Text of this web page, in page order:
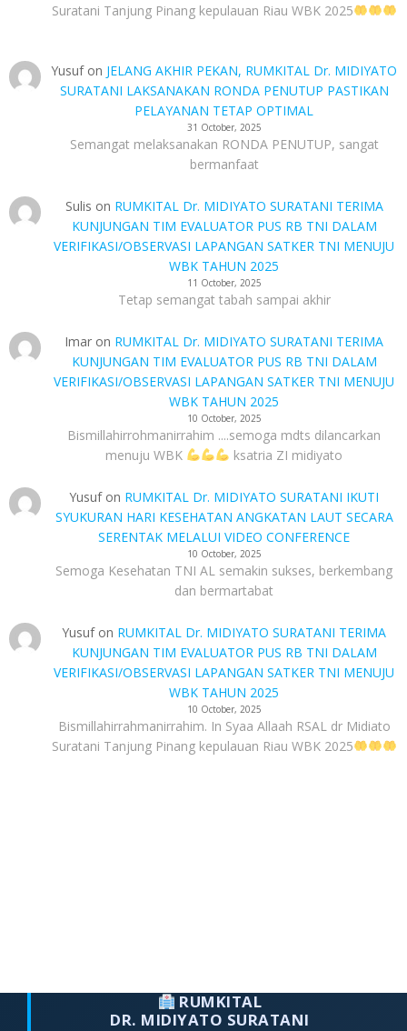
Suratani Tanjung Pinang kepulauan Riau WBK 2025
Yusufon JELANG AKHIR PEKAN, RUMKITAL Dr. MIDIYATO
SURATANI LAKSANAKAN RONDA PENUTUP PASTIKAN
PELAYANAN TETAP OPTIMAL
31 October, 2025
Semangat melaksanakan RONDA PENUTUP, sangat
bermanfaat
Sulis on RUMKITAL Dr. MIDIYATO SURATANI TERIMA
KUNJUNGAN TIM EVALUATOR PUS RB TNI DALAM
VERIFIKASI/OBSERVASI LAPANGAN SATKER TNI MENUJU
WBK TAHUN 2025
11 October, 2025
Tetap semangat tabah sampai akhir
Imar on RUMKITAL Dr. MIDIYATO SURATANI TERIMA
KUNJUNGAN TIM EVALUATOR PUS RB TNI DALAM
VERIFIKASI/OBSERVASI LAPANGAN SATKER TNI MENUJU
WBK TAHUN 2025
10 October, 2025
Bismillahirrohmanirrahim ....semoga mdts dilancarkan
menuju WBK
ksatria ZI midiyato
Yusufon RUMKITAL Dr. MIDIYATO SURATANI IKUTI
SYUKURAN HARI KESEHATAN ANGKATAN LAUT SECARA
SERENTAK MELALUI VIDEO CONFERENCE
10 October, 2025
Semoga Kesehatan TNI AL semakin sukses, berkembang
dan bermartabat
Yusufon RUMKITAL Dr. MIDIYATO SURATANI TERIMA
KUNJUNGAN TIM EVALUATOR PUS RB TNI DALAM
VERIFIKASI/OBSERVASI LAPANGAN SATKER TNI MENUJU
WBK TAHUN 2025
10 October, 2025
Bismillahirrahmanirrahim. In Syaa Allaah RSAL dr Midiato
Suratani Tanjung Pinang kepulauan Riau WBK 2025
RUMKITAL
DR. MIDIYATO SURATANI